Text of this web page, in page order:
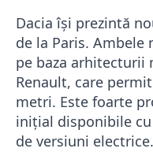
Dacia își prezintă
de la Paris.
pe baza arhitecturii
Renault, care
metri. Este foarte
inițial disponibile
de versiuni electrice.